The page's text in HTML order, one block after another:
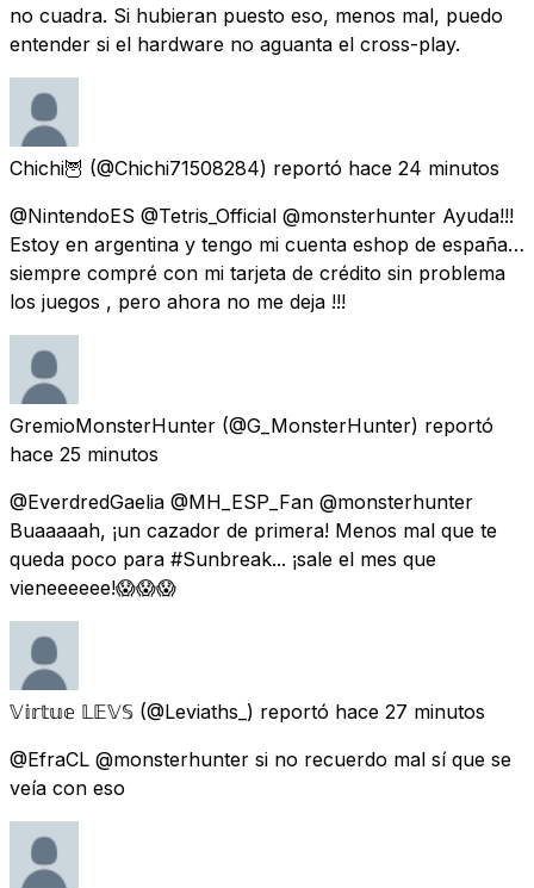
no cuadra. Si hubieran puesto eso, menos mal, puedo
entender si el hardware no aguanta el cross-play.
Chichi🦉 (@Chichi71508284) reportó hace 24 minutos
@NintendoES @Tetris_Official @monsterhunter Ayuda!!!
Estoy en argentina y tengo mi cuenta eshop de españa…
siempre compré con mi tarjeta de crédito sin problema
los juegos , pero ahora no me deja !!!
GremioMonsterHunter (@G_MonsterHunter) reportó
hace 25 minutos
@EverdredGaelia @MH_ESP_Fan @monsterhunter
Buaaaaah, ¡un cazador de primera! Menos mal que te
queda poco para #Sunbreak... ¡sale el mes que
vieneeeeee!😱😱😱
𝕍𝕚𝕣𝕥𝕦𝕖 𝕃𝔼𝕍𝕊 (@Leviaths_) reportó hace 27 minutos
@EfraCL @monsterhunter si no recuerdo mal sí que se
veía con eso